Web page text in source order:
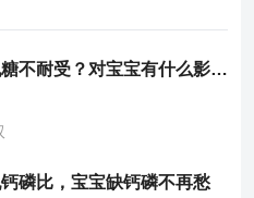
什么是乳糖不耐受？对宝宝有什么影响？
磷比，宝宝缺钙磷不再愁